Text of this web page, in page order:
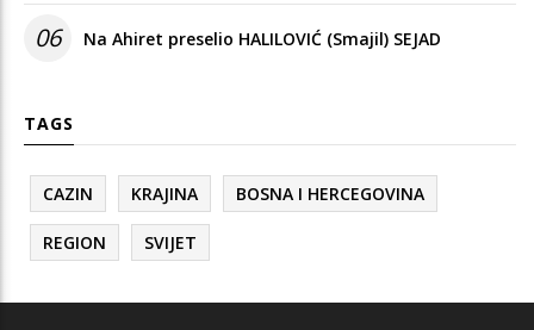
06 Na Ahiret preselio HALILOVIĆ (Smajil) SEJAD
TAGS
CAZIN KRAJINA BOSNA I HERCEGOVINA
REGION SVIJET